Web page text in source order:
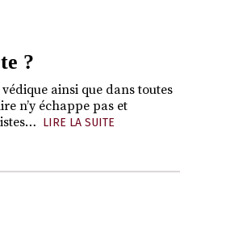
?
ainsi que dans toutes
n’y échappe pas et
LIRE LA SUITE